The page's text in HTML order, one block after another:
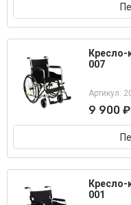
Кресло-
007
Артикул:
9 900 ₽
Кресло-
001